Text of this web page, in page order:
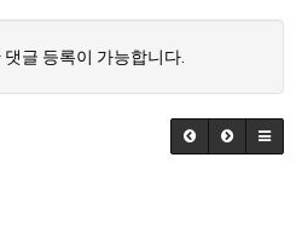
글 등록이 가능합니다.